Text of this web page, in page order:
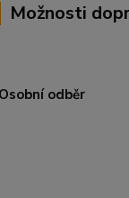
Možnosti
Osobní odběr